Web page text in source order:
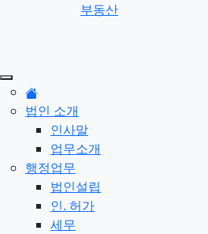
부동산
법인 소개
인사말
업무소개
행정업무
법인설립
인. 허가
세무